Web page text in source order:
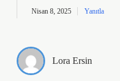
Nisan 8, 2025 Yanıtla
Lora Ersin